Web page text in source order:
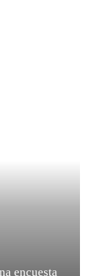
encuesta